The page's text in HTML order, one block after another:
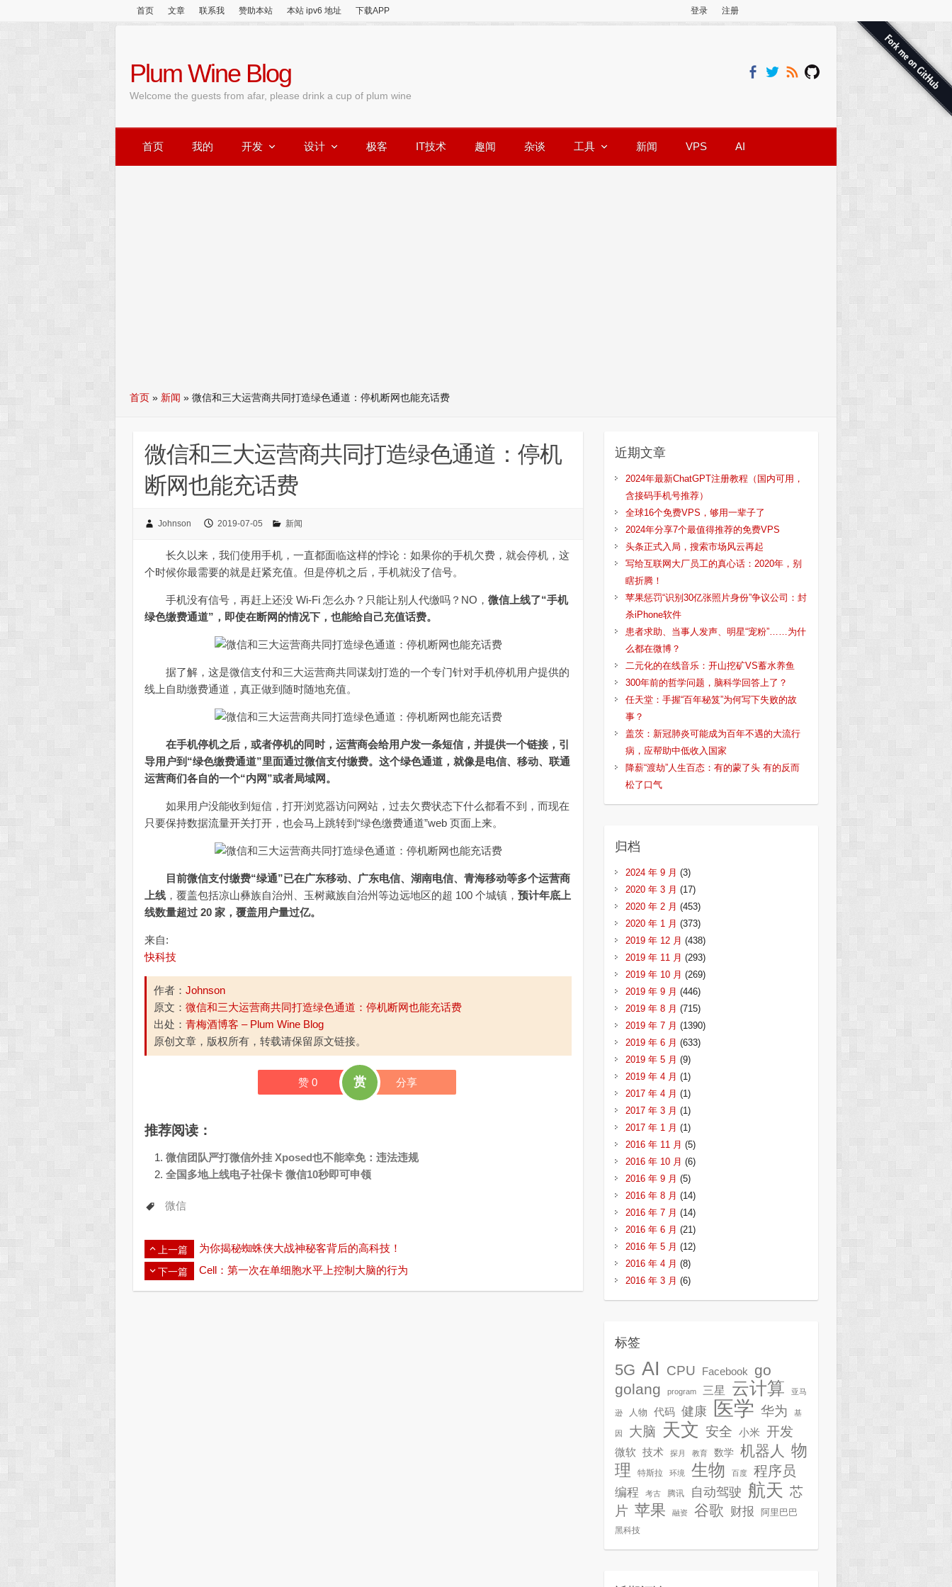
首页 文章 联系我 赞助本站 本站 ipv6 地址 下载APP 登录 注册
Plum Wine Blog
Welcome the guests from afar, please drink a cup of plum wine
首页 我的 开发 设计 极客 IT技术 趣闻 杂谈 工具 新闻 VPS AI
首页 » 新闻 » 微信和三大运营商共同打造绿色通道：停机断网也能充话费
微信和三大运营商共同打造绿色通道：停机
断网也能充话费
Johnson 2019-07-05 新闻
长久以来，我们使用手机，一直都面临这样的悖论：如果你的手机欠费，就会停机，这
个时候你最需要的就是赶紧充值。但是停机之后，手机就没了信号。
手机没有信号，再赶上还没 Wi-Fi 怎么办？只能让别人代缴吗？NO，微信上线了“手机
绿色缴费通道”，即使在断网的情况下，也能给自己充值话费。
据了解，这是微信支付和三大运营商共同谋划打造的一个专门针对手机停机用户提供的
线上自助缴费通道，真正做到随时随地充值。
在手机停机之后，或者停机的同时，运营商会给用户发一条短信，并提供一个链接，引
导用户到“绿色缴费通道”里面通过微信支付缴费。这个绿色通道，就像是电信、移动、联通
运营商们各自的一个“内网”或者局域网。
如果用户没能收到短信，打开浏览器访问网站，过去欠费状态下什么都看不到，而现在
只要保持数据流量开关打开，也会马上跳转到“绿色缴费通道”web 页面上来。
目前微信支付缴费“绿通”已在广东移动、广东电信、湖南电信、青海移动等多个运营商
上线 ，覆盖包括凉山彝族自治州、玉树藏族自治州等边远地区的超 100 个城镇，预计年底上
线数量超过 20 家，覆盖用户量过亿。
来自:
快科技
作者：Johnson
原文：微信和三大运营商共同打造绿色通道：停机断网也能充话费
出处：青梅酒博客 – Plum Wine Blog
原创文章，版权所有，转载请保留原文链接。
赞 0 赏 分享
推荐阅读：
微信团队严打微信外挂 Xposed也不能幸免：违法违规
全国多地上线电子社保卡 微信10秒即可申领
微信
上一篇 为你揭秘蜘蛛侠大战神秘客背后的高科技！
下一篇 Cell：第一次在单细胞水平上控制大脑的行为
近期文章
2024年最新ChatGPT注册教程（国内可用，
含接码手机号推荐）
全球16个免费VPS，够用一辈子了
2024年分享7个最值得推荐的免费VPS
头条正式入局，搜索市场风云再起
写给互联网大厂员工的真心话：2020年，别
瞎折腾！
苹果惩罚“识别30亿张照片身份”争议公司：封
杀iPhone软件
患者求助、当事人发声、明星“宠粉”……为什
么都在微博？
二元化的在线音乐：开山挖矿VS蓄水养鱼
300年前的哲学问题，脑科学回答上了？
任天堂：手握“百年秘笈”为何写下失败的故
事？
盖茨：新冠肺炎可能成为百年不遇的大流行
病，应帮助中低收入国家
降薪“渡劫”人生百态：有的蒙了头 有的反而
松了口气
归档
2024 年 9 月 (3)
2020 年 3 月 (17)
2020 年 2 月 (453)
2020 年 1 月 (373)
2019 年 12 月 (438)
2019 年 11 月 (293)
2019 年 10 月 (269)
2019 年 9 月 (446)
2019 年 8 月 (715)
2019 年 7 月 (1390)
2019 年 6 月 (633)
2019 年 5 月 (9)
2019 年 4 月 (1)
2017 年 4 月 (1)
2017 年 3 月 (1)
2017 年 1 月 (1)
2016 年 11 月 (5)
2016 年 10 月 (6)
2016 年 9 月 (5)
2016 年 8 月 (14)
2016 年 7 月 (14)
2016 年 6 月 (21)
2016 年 5 月 (12)
2016 年 4 月 (8)
2016 年 3 月 (6)
标签
5G AI CPU Facebook
go
golang
program 三星 云计算 亚马
逊 人物 代码 健康 医学 华为 基
因 大脑 天文 安全 小米 开发
微软 技术 探月 教育 数学 机器人 物
理
特斯拉 环境 生物 百度 程序员
编程 考古 腾讯 自动驾驶 航天 芯
片 苹果 融资 谷歌 财报 阿里巴巴
黑科技